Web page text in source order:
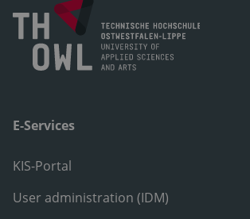
E-Services
KIS-Portal
User administration (IDM)